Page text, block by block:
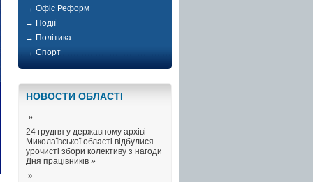
→ Офіс Реформ
→ Події
→ Політика
→ Спорт
НОВОСТИ ОБЛАСТI
»
24 грудня у державному архіві
Миколаївської області відбулися
урочисті збори колективу з нагоди
Дня працівників »
»